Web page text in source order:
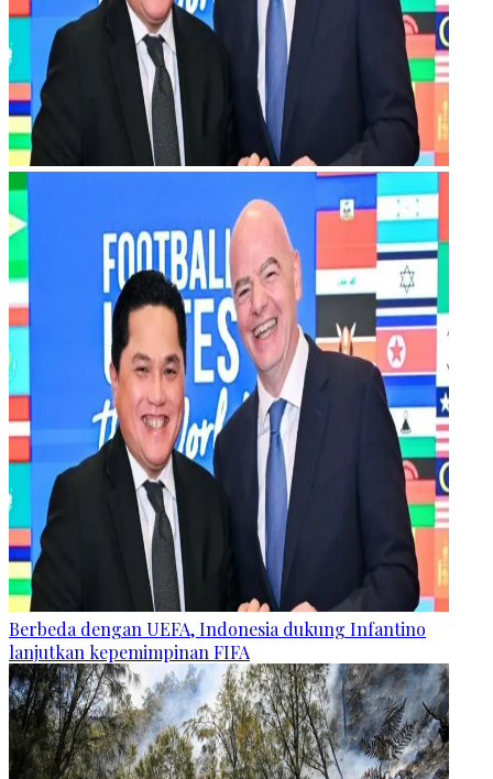
Berbeda dengan UEFA, Indonesia dukung Infantino
lanjutkan kepemimpinan FIFA